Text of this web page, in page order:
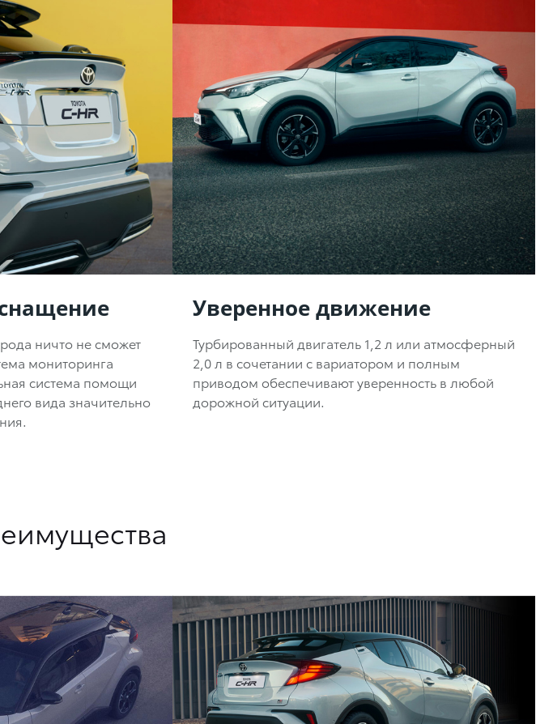
ничто не сможет
мониторинга
система помощи
вида значительно
Уверенное движение
Турбированный двигатель 1,2 л или атмосферный
2,0 л в сочетании с вариатором и полным
приводом обеспечивают уверенность в любой
дорожной ситуации.